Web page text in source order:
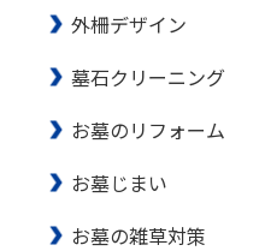
外柵デザイン
墓石クリーニング
お墓のリフォーム
お墓じまい
お墓の雑草対策